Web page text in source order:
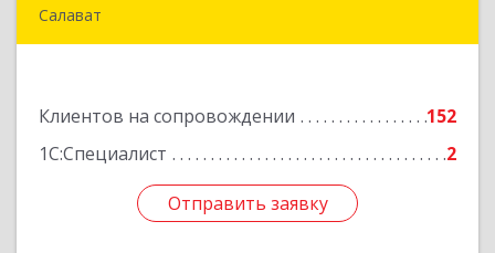
Салават
Клиентов на сопровождении
152
1С:Специалист
2
Отправить заявку
Подробнее
Отправить заявку